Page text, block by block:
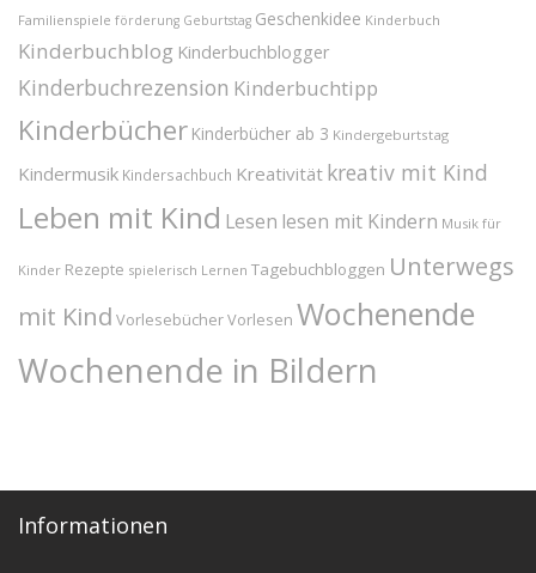
Familienspiele förderung Geburtstag Geschenkidee Kinderbuch
Kinderbuchblog Kinderbuchblogger
Kinderbuchrezension Kinderbuchtipp
Kinderbücher Kinderbücher ab 3 Kindergeburtstag
Kindermusik Kindersachbuch Kreativität kreativ mit Kind
Leben mit Kind Lesen lesen mit Kindern Musik für
Kinder Rezepte spielerisch Lernen Tagebuchbloggen Unterwegs
mit Kind VorlesebücherVorlesen Wochenende
Wochenende in Bildern
Informationen